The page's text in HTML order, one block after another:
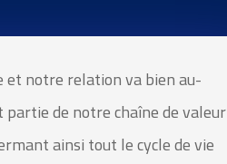
et notre relation va bien au-
partie de notre chaîne de valeur
ainsi tout le cycle de vie